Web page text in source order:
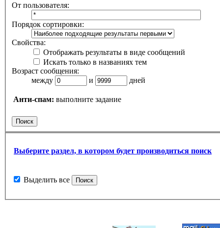
От пользователя:
Порядок сортировки:
Свойства:
Отображать результаты в виде сообщений
Искать только в названиях тем
Возраст сообщения:
между
и дней
Анти-спам: выполните задание
Выберите раздел, в котором будет производиться поиск
Выделить все